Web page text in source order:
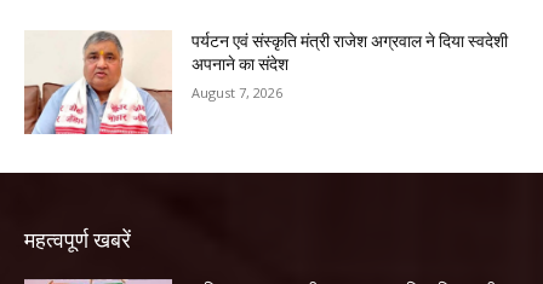
पर्यटन एवं संस्कृति मंत्री राजेश अग्रवाल ने दिया स्वदेशी
अपनाने का संदेश
August 7, 2026
महत्वपूर्ण खबरें